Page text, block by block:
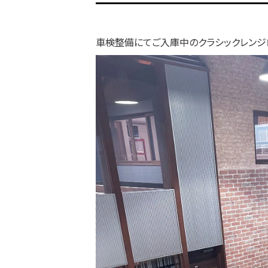
車検整備にてご入庫中のクラシックレン